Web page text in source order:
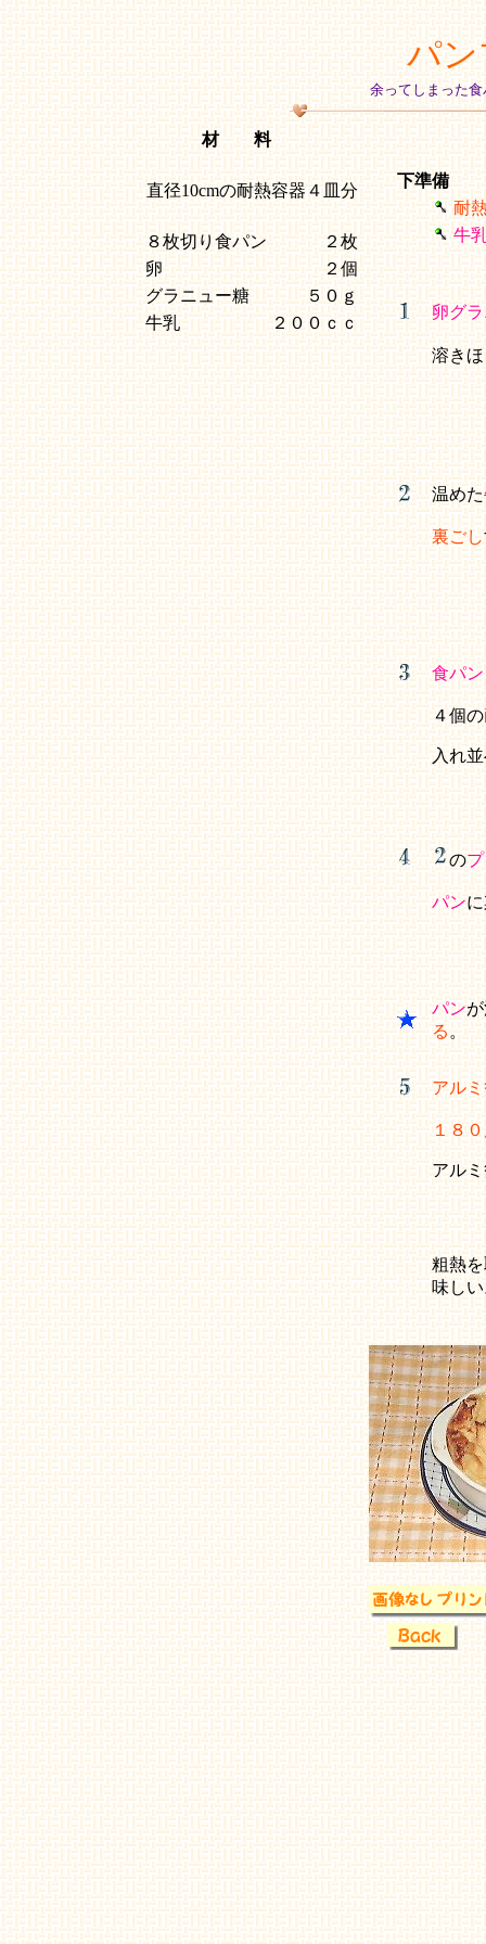
パ
余ってしまった
材 料
直径10cmの耐熱容器４皿分
８枚切り食パン
２枚
卵
２個
グラニュー糖
５０ｇ
牛乳
２００ｃｃ
下準備
耐
牛
卵グ
溶き
温めた
裏ごし
食パン
４個の
入れ
の
パン
パン
る。
アル
１８
アル
粗熱
味し